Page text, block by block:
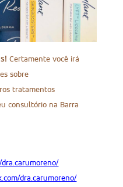
Certamente você irá
sobre
tratamentos
consultório na Barra
dra.carumoreno/